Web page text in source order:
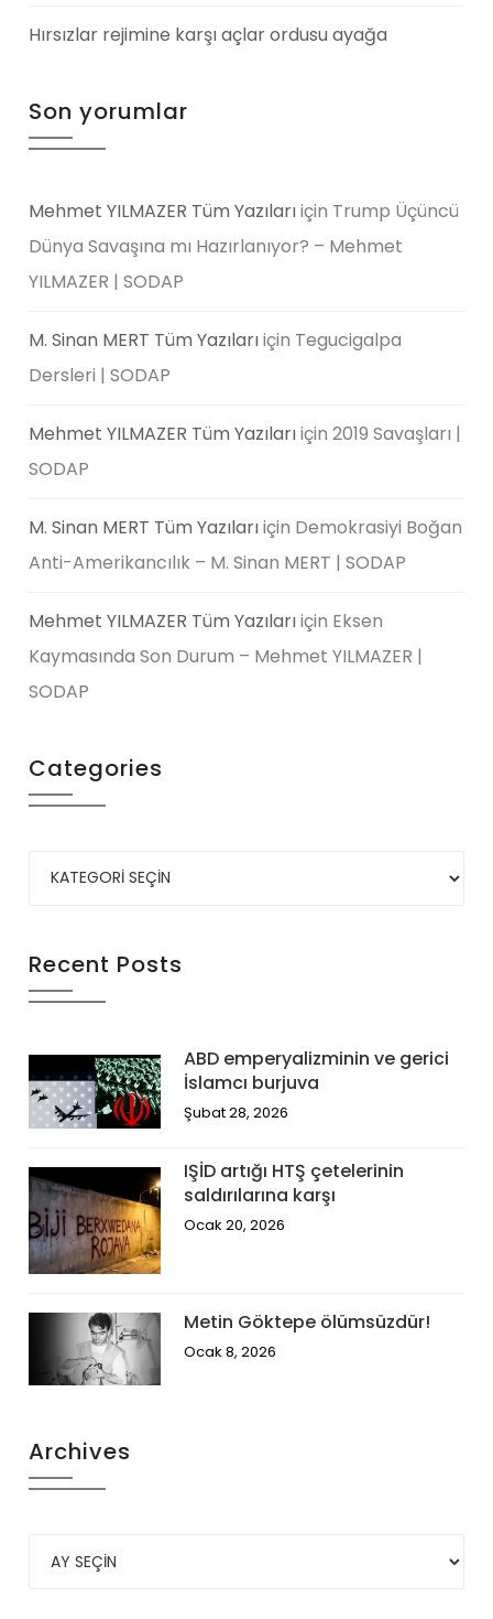
Hırsızlar rejimine karşı açlar ordusu ayağa
Son yorumlar
Mehmet YILMAZER Tüm Yazılarıiçin Trump Üçüncü
Dünya Savaşına mı Hazırlanıyor? – Mehmet
YILMAZER | SODAP
M. Sinan MERT Tüm Yazılarıiçin Tegucigalpa
Dersleri | SODAP
Mehmet YILMAZER Tüm Yazılarıiçin2019 Savaşları |
SODAP
M. Sinan MERT Tüm Yazılarıiçin Demokrasiyi Boğan
Anti-Amerikancılık – M. Sinan MERT | SODAP
Mehmet YILMAZER Tüm Yazılarıiçin Eksen
Kaymasında Son Durum – Mehmet YILMAZER |
SODAP
Categories
Recent Posts
ABD emperyalizminin ve gerici
İslamcı burjuva
Şubat 28, 2026
IŞİD artığı HTŞ çetelerinin
saldırılarına karşı
Ocak 20, 2026
Metin Göktepe ölümsüzdür!
Ocak 8, 2026
Archives